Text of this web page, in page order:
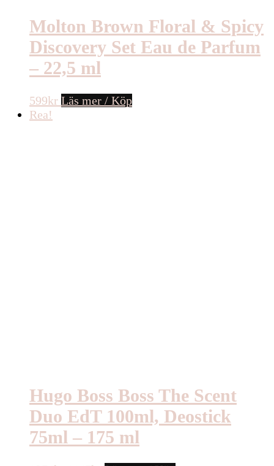
Molton Brown Floral & Spicy
Discovery Set Eau de Parfum
– 22,5 ml
599kr Läs mer / Köp
Rea!
Hugo Boss Boss The Scent
Duo EdT 100ml, Deostick
75ml – 175 ml